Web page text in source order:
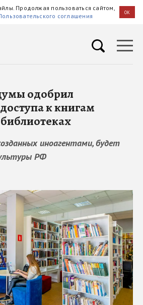
Продолжая пользоваться сайтом,
соглашения OK
одобрил
к книгам
иноагентами, будет
РФ